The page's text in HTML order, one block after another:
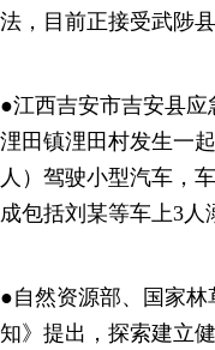
法，目前正接受武陟
●江西吉安市吉安县应
浬田镇浬田村发生一
人）驾驶小型汽车，
成包括刘某等车上3人
●自然资源部、国家
知》提出，探索建立